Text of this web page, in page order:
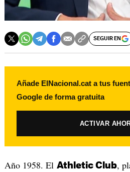
SEGUIR EN
Añade ElNacional.cat a tus
Google de forma gratuita
ACTIVAR
Año 1958. El Athletic Club,